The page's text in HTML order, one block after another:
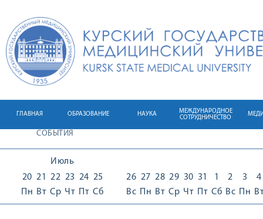
ГЛАВНАЯ ОБРАЗОВАНИЕ НАУКА
МЕЖДУНАРОДНОЕ
СОТРУДНИЧЕСТВО
СОБЫТИЯ
Июль
20
Пн
21
Вт
22
Ср
23
Чт
24
Пт
25
Сб
26
Вс
27
Пн
28
Вт
29
Ср
30
Чт
31
Пт
1
Сб
2
Вс
3
Пн
4